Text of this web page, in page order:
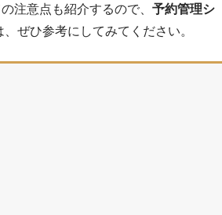
注意点も紹介するので、予約管理シ
ぜひ参考にしてみてください。